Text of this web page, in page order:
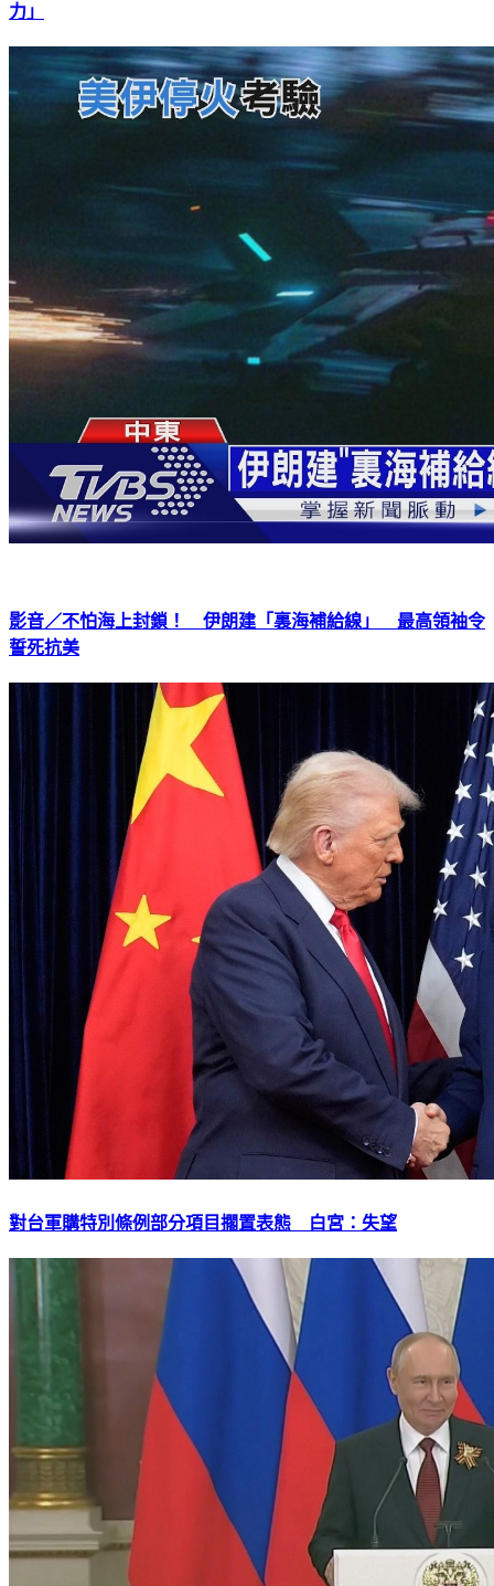
力」
影音／不怕海上封鎖！ 伊朗建「裏海補給線」 最高領袖令
誓死抗美
對台軍購特別條例部分項目擱置表態 白宮：失望